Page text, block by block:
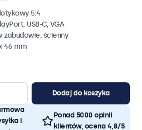
5:4
USB-C, VGA
zabudowie, ścienny
46 mm
Dodaj do koszyka
i
Ponad 5000 opinii
klientów, ocena 4,8/5